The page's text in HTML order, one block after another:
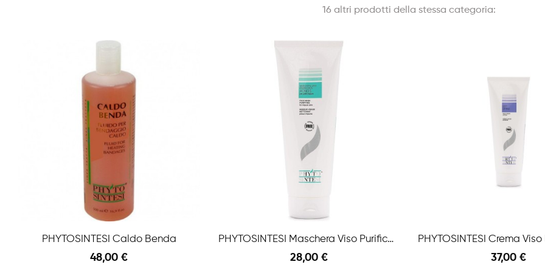
16 altri prodotti della stessa categoria:
PHYTOSINTESI Caldo Benda
48,00 €
PHYTOSINTESI Maschera Viso Purificante Acneis
28,00 € 37,00 €